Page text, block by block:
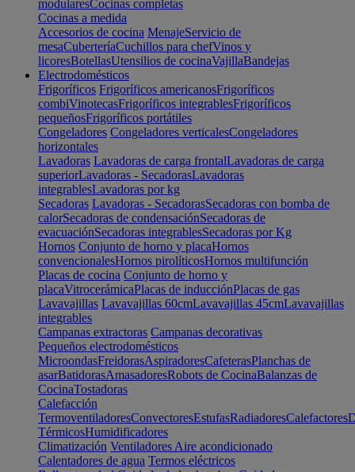
modularesCocinas completas
Cocinas a medida
Accesorios de cocina MenajeServicio de
mesaCuberteríaCuchillos para chefVinos y
licoresBotellasUtensilios de cocinaVajillaBandejas
Electrodomésticos
Frigoríficos Frigoríficos americanosFrigoríficos
combiVinotecasFrigoríficos integrablesFrigoríficos
pequeñosFrigoríficos portátiles
Congeladores Congeladores verticalesCongeladores
horizontales
Lavadoras Lavadoras de carga frontalLavadoras de carga
superiorLavadoras - SecadorasLavadoras
integrablesLavadoras por kg
Secadoras Lavadoras - SecadorasSecadoras con bomba de
calorSecadoras de condensaciónSecadoras de
evacuaciónSecadoras integrablesSecadoras por Kg
Hornos Conjunto de horno y placaHornos
convencionalesHornos pirolíticosHornos multifunción
Placas de cocina Conjunto de horno y
placaVitrocerámicaPlacas de inducciónPlacas de gas
Lavavajillas Lavavajillas 60cmLavavajillas 45cmLavavajillas
integrables
Campanas extractoras Campanas decorativas
Pequeños electrodomésticos
MicroondasFreidorasAspiradoresCafeterasPlanchas de
asarBatidorasAmasadoresRobots de CocinaBalanzas de
CocinaTostadoras
Calefacción
TermoventiladoresConvectoresEstufasRadiadoresCalefactores
TérmicosHumidificadores
Climatización Ventiladores Aire acondicionado
Calentadores de agua Termos eléctricos